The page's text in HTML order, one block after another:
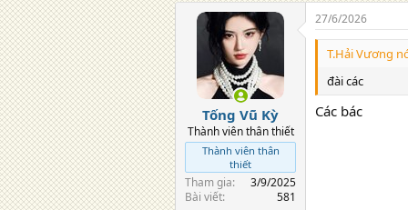
Tống Vũ Kỳ
Thành viên thân thiết
Thành viên thân
thiết
Tham gia
3/9/2025
Bài viết
581
27/6/2026
T.Hải Vương
đài các
Các bác